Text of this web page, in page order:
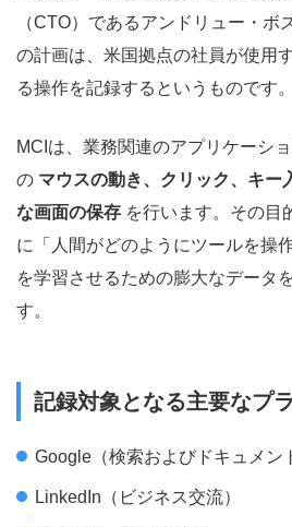
（CTO）であるアンドリュー・ボ
の計画は、米国拠点の社員が使用
る操作を記録するというものです。
MCIは、業務関連のアプリケーシ
の マウスの動き、クリック、キー
な画面の保存 を行います。その目
に「人間がどのようにツールを操
を学習させるための膨大なデータ
す。
記録対象となる主要なプ
Google（検索およびドキュメン
LinkedIn（ビジネス交流）